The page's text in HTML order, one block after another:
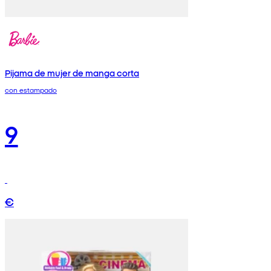
Pijama de mujer de manga corta
con estampado
9
€